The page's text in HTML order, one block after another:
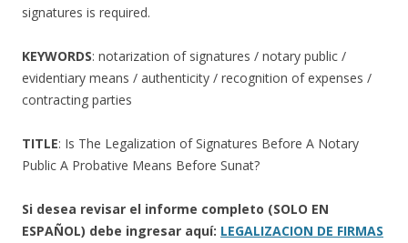
signatures is required.
KEYWORDS: notarization of signatures / notary public /
evidentiary means / authenticity / recognition of expenses /
contracting parties
TITLE: Is The Legalization of Signatures Before A Notary
Public A Probative Means Before Sunat?
Si desea revisar el informe completo (SOLO EN
ESPAÑOL) debe ingresar aquí: LEGALIZACION DE FIRMAS